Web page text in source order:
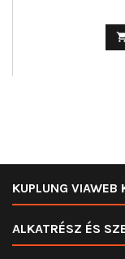
KUPLUNG VIAWEB
ALKATRÉSZ ÉS